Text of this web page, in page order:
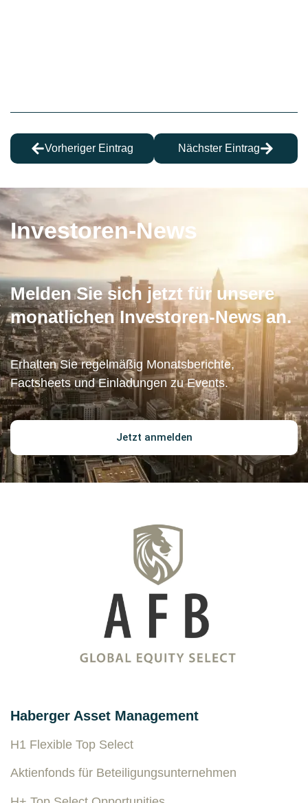
Vorheriger Eintrag Nächster Eintrag
Investoren-News
Melden Sie sich jetzt für unsere
monatlichen Investoren-News an.
Erhalten Sie regelmäßig Monatsberichte,
Factsheets und Einladungen zu Events.
Jetzt anmelden
Haberger Asset Management
H1 Flexible Top Select
Aktienfonds für Beteiligungsunternehmen